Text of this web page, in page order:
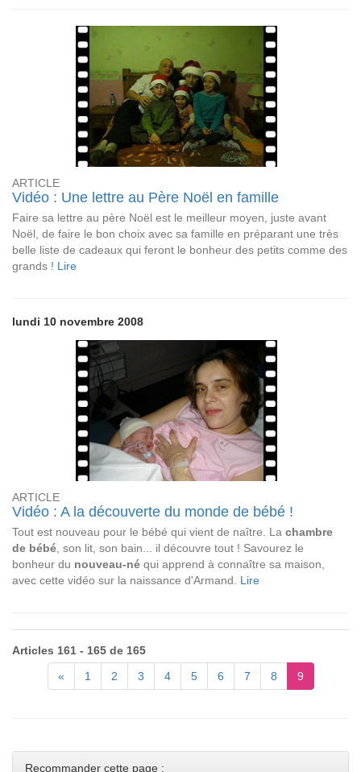
ARTICLE
Vidéo : Une lettre au Père Noël en famille
Faire sa lettre au père Noël est le meilleur moyen, juste avant
Noël, de faire le bon choix avec sa famille en préparant une très
belle liste de cadeaux qui feront le bonheur des petits comme des
grands ! Lire
lundi 10 novembre 2008
ARTICLE
Vidéo : A la découverte du monde de bébé !
Tout est nouveau pour le bébé qui vient de naître. La chambre
de bébé , son lit, son bain... il découvre tout ! Savourez le
bonheur du nouveau-né qui apprend à connaître sa maison,
avec cette vidéo sur la naissance d'Armand. Lire
Articles 161 - 165 de 165
«
1 2 3 4 5 6 7 8 9
Recommander cette page :